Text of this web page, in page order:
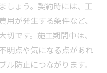
しょう。契約時には、工
が発生する条件など、
です。施工期間中は、
明点や気になる点があれ
防止につながります。